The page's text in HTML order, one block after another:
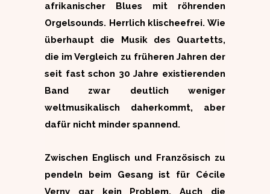
afrikanischer Blues mit röhrenden
Orgelsounds. Herrlich klischeefrei. Wie
überhaupt die Musik des Quartetts,
die im Vergleich zu früheren Jahren der
seit fast schon 30 Jahre existierenden
Band zwar deutlich weniger
weltmusikalisch daherkommt, aber
dafür nicht minder spannend.
Zwischen Englisch und Französisch zu
pendeln beim Gesang ist für Cécile
Verny gar kein Problem. Auch die